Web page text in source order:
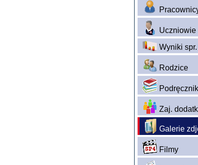
Uczniowie
Wyniki
Rodzice
Zaj.
Galerie
Filmy